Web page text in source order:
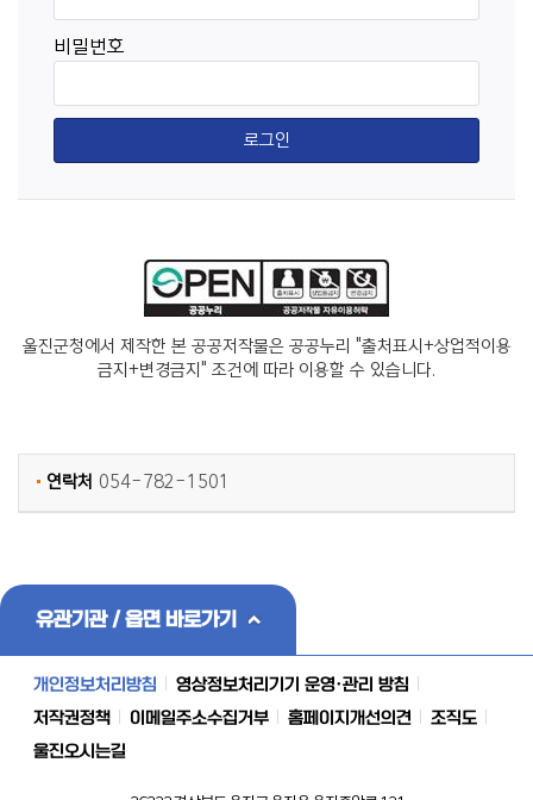
비밀번호
울진군청에서 제작한 본 공공저작물은 공공누리 "출처표시+상업적이용
금지+변경금지" 조건에 따라 이용할 수 있습니다.
연락처 054-782-1501
유관기관 / 읍면 바로가기
개인정보처리방침
영상정보처리기기 운영·관리 방침
저작권정책
이메일주소수집거부 홈페이지개선의견
조직도
울진오시는길